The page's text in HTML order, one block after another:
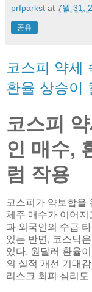
prfparkst at 7월 31,
공유
코스피 약세
환율 상승이
코스피
인 매수,
럼 작용
코스피가 약보합을
체주 매수가 이어
과 외국인의 수급
있는 반면, 코스닥
있다. 원달러 환율
의 실적 개선 기대
리스크 회피 심리도